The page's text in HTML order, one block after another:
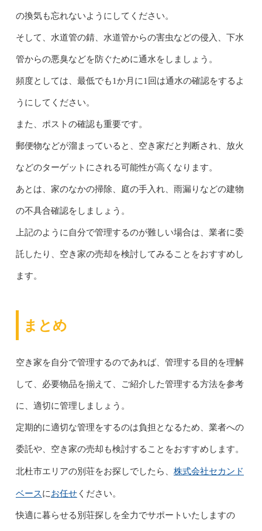
の換気も忘れないようにしてください。
そして、水道管の錆、水道管からの害虫などの侵入、下水
管からの悪臭などを防ぐために通水をしましょう。
頻度としては、最低でも1か月に1回は通水の確認をするよ
うにしてください。
また、ポストの確認も重要です。
郵便物などが溜まっていると、空き家だと判断され、放火
などのターゲットにされる可能性が高くなります。
あとは、家のなかの掃除、庭の手入れ、雨漏りなどの建物
の不具合確認をしましょう。
上記のように自分で管理するのが難しい場合は、業者に委
託したり、空き家の売却を検討してみることをおすすめし
ます。
まとめ
空き家を自分で管理するのであれば、管理する目的を理解
して、必要物品を揃えて、ご紹介した管理する方法を参考
に、適切に管理しましょう。
定期的に適切な管理をするのは負担となるため、業者への
委託や、空き家の売却も検討することをおすすめします。
北杜市エリアの別荘をお探しでしたら、 株式会社セカンド
ベースにお任せください。
快適に暮らせる別荘探しを全力でサポートいたしますの